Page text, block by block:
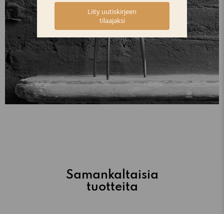
Samankaltaisia
tuotteita